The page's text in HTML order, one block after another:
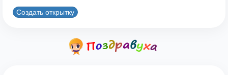
Создать открытку